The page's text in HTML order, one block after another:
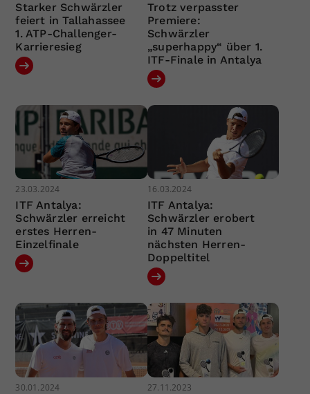
Starker Schwärzler
feiert in Tallahassee
1. ATP-Challenger-
Karrieresieg
Trotz verpasster
Premiere:
Schwärzler
„superhappy“ über 1.
ITF-Finale in Antalya
23.03.2024
ITF Antalya:
Schwärzler erreicht
erstes Herren-
Einzelfinale
16.03.2024
ITF Antalya:
Schwärzler erobert
in 47 Minuten
nächsten Herren-
Doppeltitel
30.01.2024 27.11.2023